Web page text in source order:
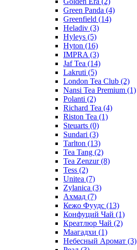
Green Panda (4)
Greenfield (14)
Heladiv (3)
Hyleys (5)
Hyton (16)
IMPRA (3)
Jaf Tea (14)
Lakruti (5)
London Tea Club (2)
Nansi Tea Premium (1)
Polanti (2)
Richard Tea (4)
Riston Tea (1)
Steuarts (0)
Sundari (3)
Tarlton (13)
Tea Tang (2)
Tea Zenzur(8)
Tess (2)
Unitea (7)
Zylanica (3)
Ахмад (7)
Кежо Фуудс (13)
Конфуций Чай (1)
Креатлюр Чай (2)
Маагадхи (1)
Небесный Аромат (3)